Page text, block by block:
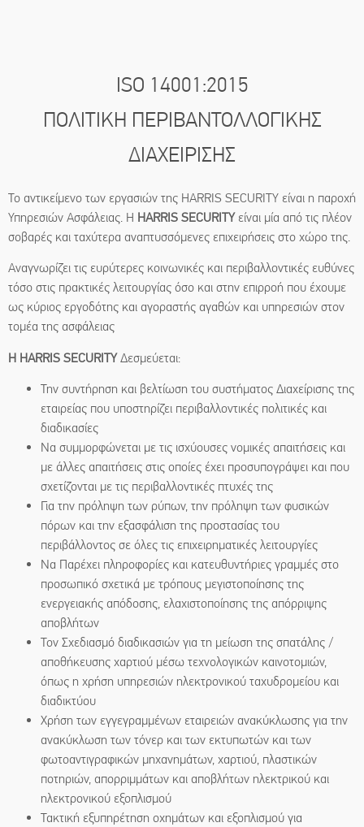
ISO 14001:2015
ΠΟΛΙΤΙΚΗ ΠΕΡΙΒΑΝΤΟΛΛΟΓΙΚΗΣ
ΔΙΑΧΕΙΡΙΣΗΣ
Το αντικείμενο των εργασιών της HARRIS SECURITY είναι η παροχή
Υπηρεσιών Ασφάλειας. Η HARRIS SECURITYείναι μία από τις πλέον
σοβαρές και ταχύτερα αναπτυσσόμενες επιχειρήσεις στο χώρο της.
Αναγνωρίζει τις ευρύτερες κοινωνικές και περιβαλλοντικές ευθύνες
τόσο στις πρακτικές λειτουργίας όσο και στην επιρροή που έχουμε
ως κύριος εργοδότης και αγοραστής αγαθών και υπηρεσιών στον
τομέα της ασφάλειας
Η HARRIS SECURITYΔεσμεύεται:
Την συντήρηση και βελτίωση του συστήματος Διαχείρισης της
εταιρείας που υποστηρίζει περιβαλλοντικές πολιτικές και
διαδικασίες
Να συμμορφώνεται με τις ισχύουσες νομικές απαιτήσεις και
με άλλες απαιτήσεις στις οποίες έχει προσυπογράψει και που
σχετίζονται με τις περιβαλλοντικές πτυχές της
Για την πρόληψη των ρύπων, την πρόληψη των φυσικών
πόρων και την εξασφάλιση της προστασίας του
περιβάλλοντος σε όλες τις επιχειρηματικές λειτουργίες
Να Παρέχει πληροφορίες και κατευθυντήριες γραμμές στο
προσωπικό σχετικά με τρόπους μεγιστοποίησης της
ενεργειακής απόδοσης, ελαχιστοποίησης της απόρριψης
αποβλήτων
Τον Σχεδιασμό διαδικασιών για τη μείωση της σπατάλης /
αποθήκευσης χαρτιού μέσω τεχνολογικών καινοτομιών,
όπως η χρήση υπηρεσιών ηλεκτρονικού ταχυδρομείου και
διαδικτύου
Χρήση των εγγεγραμμένων εταιρειών ανακύκλωσης για την
ανακύκλωση των τόνερ και των εκτυπωτών και των
φωτοαντιγραφικών μηχανημάτων, χαρτιού, πλαστικών
ποτηριών, απορριμμάτων και αποβλήτων ηλεκτρικού και
ηλεκτρονικού εξοπλισμού
Τακτική εξυπηρέτηση οχημάτων και εξοπλισμού για